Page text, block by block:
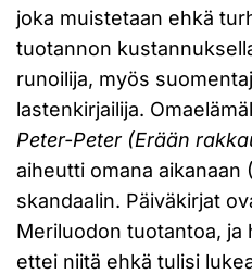
joka muistetaan ehkä
tuotannon
runoilija, myös
lastenkirjailija.
Peter-Peter (Erään
aiheutti omana aikanaan
skandaalin. Päiväkirjat
Meriluodon tuotantoa, ja
ettei niitä ehkä tulisi